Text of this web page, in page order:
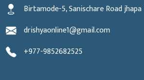
Birtamode-5, Sanischare Road jhapa
drishyaonline1@gmail.com
+977-9852682525